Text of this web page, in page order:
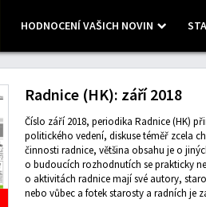
HODNOCENÍ VAŠICH NOVIN
contributors, Imagery © Mapbox
Radnice (HK): září 2018
Číslo září 2018, periodika Radnice (HK)
politického vedení, diskuse téměř zcela
činnosti radnice, většina obsahu je o
o budoucích rozhodnutích se prakticky
o aktivitách radnice mají své autory,
nebo vůbec a fotek starosty a radních je